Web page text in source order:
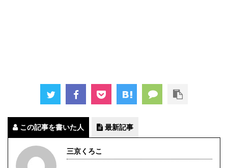
この記事を書いた人 最新記事
三京くろこ